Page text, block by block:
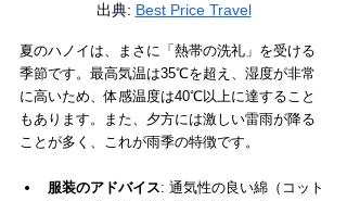
出典: Best Price Travel
夏のハノイは、まさに「熱帯の洗礼」を受ける
季節です。最高気温は35℃を超え、湿度が非常
に高いため、体感温度は40℃以上に達すること
もあります。また、夕方には激しい雷雨が降る
ことが多く、これが雨季の特徴です。
服装のアドバイス: 通気性の良い綿（コット